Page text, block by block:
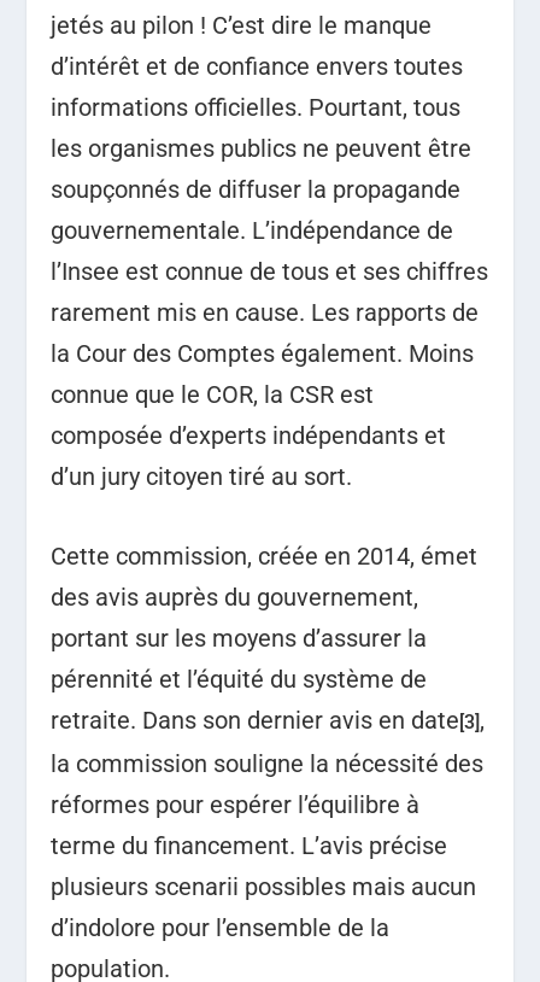
jetés au pilon ! C’est dire le manque
d’intérêt et de confiance envers toutes
informations officielles. Pourtant, tous
les organismes publics ne peuvent être
soupçonnés de diffuser la propagande
gouvernementale. L’indépendance de
l’Insee est connue de tous et ses chiffres
rarement mis en cause. Les rapports de
la Cour des Comptes également. Moins
connue que le COR, la CSR est
composée d’experts indépendants et
d’un jury citoyen tiré au sort.
Cette commission, créée en 2014, émet
des avis auprès du gouvernement,
portant sur les moyens d’assurer la
pérennité et l’équité du système de
retraite. Dans son dernier avis en date [3],
la commission souligne la nécessité des
réformes pour espérer l’équilibre à
terme du financement. L’avis précise
plusieurs scenarii possibles mais aucun
d’indolore pour l’ensemble de la
population.